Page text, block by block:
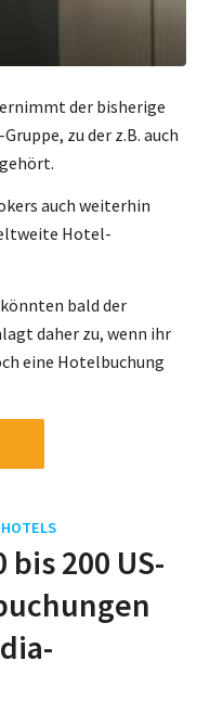
der bisherige
zu der z.B. auch
auch weiterhin
Hotel-
bald der
daher zu, wenn ihr
eine Hotelbuchung
HOTELS
200 US-